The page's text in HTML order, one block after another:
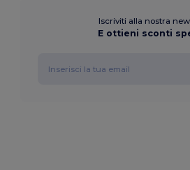
Iscriviti alla nostra
E ottieni sconti